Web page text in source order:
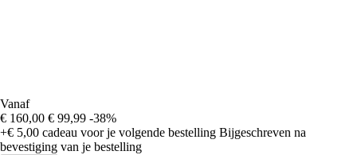
Vanaf
€ 160,00 € 99,99 -38%
+€ 5,00 cadeau voor je volgende bestelling Bijgeschreven na
bevestiging van je bestelling